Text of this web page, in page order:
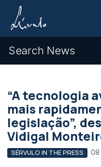
Search News
“A tecnologia
mais
legislação”,
Vidigal
SÉRVULO IN THE PRESS